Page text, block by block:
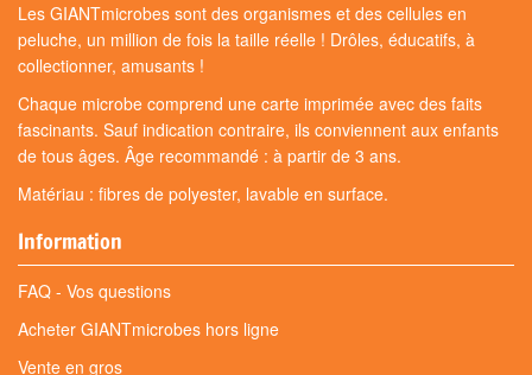
Les GIANTmicrobes sont des organismes et des cellules en
peluche, un million de fois la taille réelle ! Drôles, éducatifs, à
collectionner, amusants !
Chaque microbe comprend une carte imprimée avec des faits
fascinants. Sauf indication contraire, ils conviennent aux enfants
de tous âges. Âge recommandé : à partir de 3 ans.
Matériau : fibres de polyester, lavable en surface.
Information
FAQ - Vos questions
Acheter GIANTmicrobes hors ligne
Vente en gros